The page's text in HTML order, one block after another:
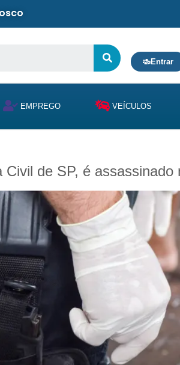
Entrar
EMPREGO VEÍCULOS
de SP, é assassinado